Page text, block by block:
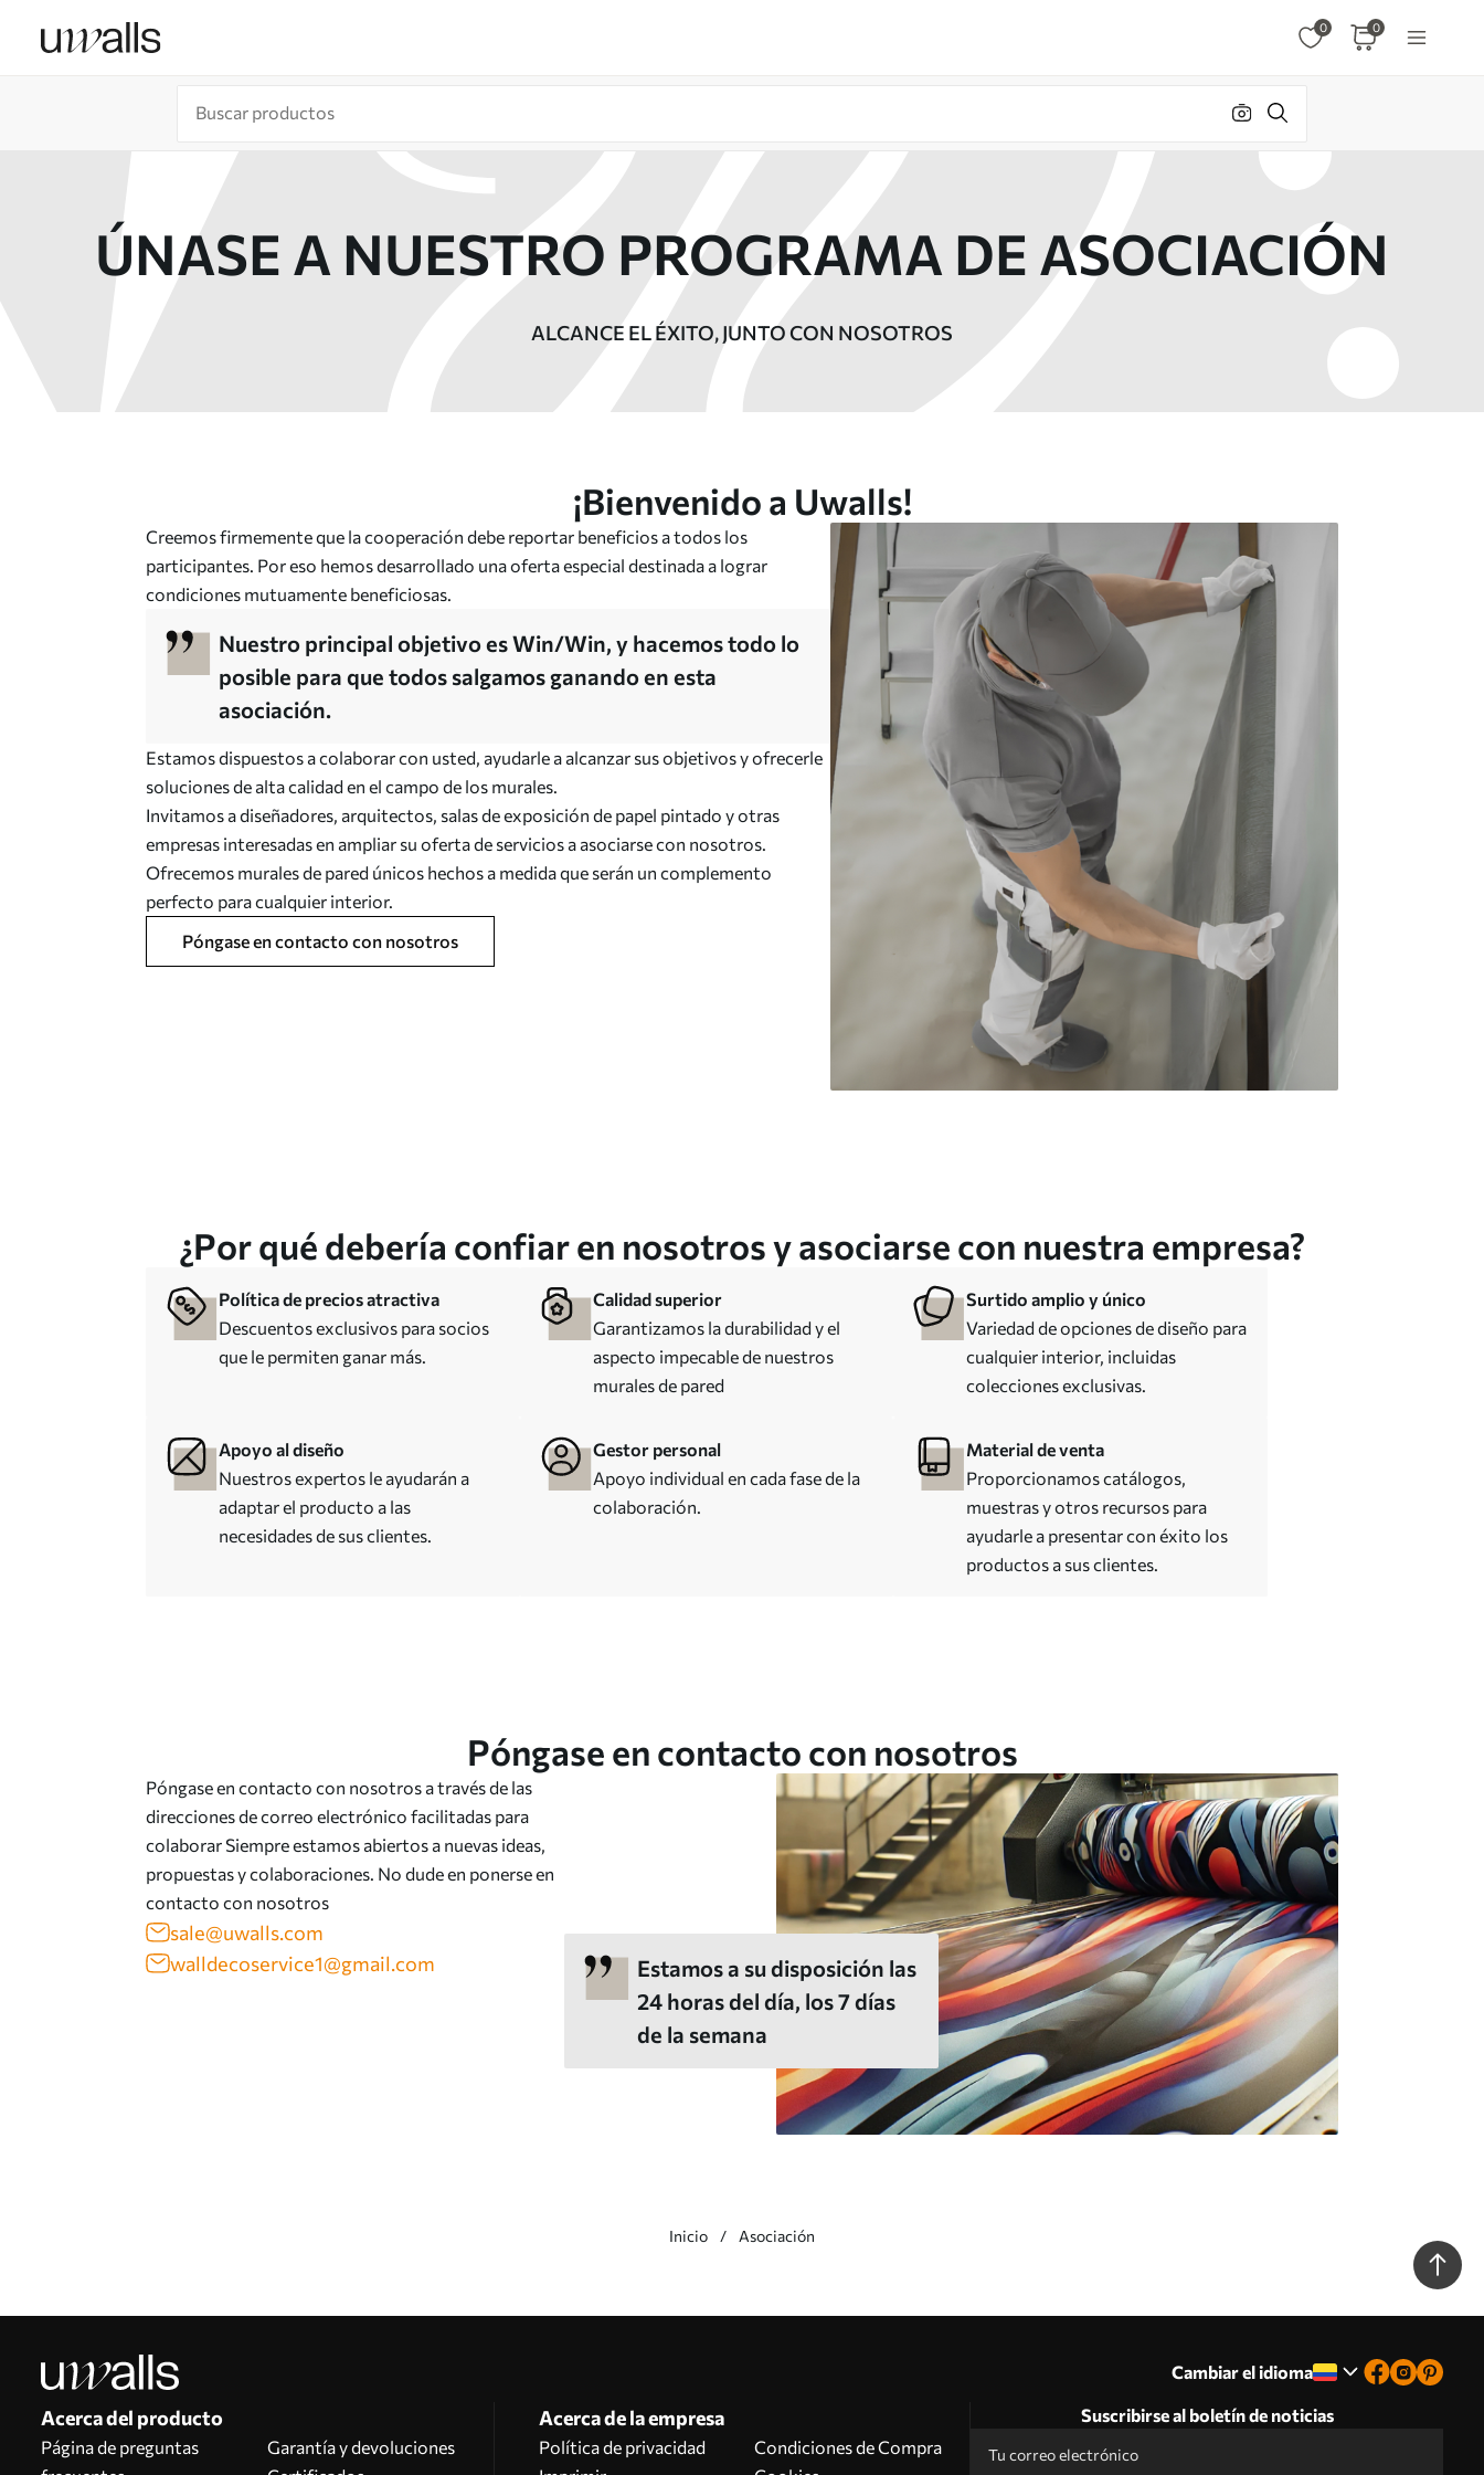
0 0
ÚNASE A NUESTRO PROGRAMA DE ASOCIACIÓN
ALCANCE EL ÉXITO, JUNTO CON NOSOTROS
¡Bienvenido a Uwalls!
Creemos firmemente que la cooperación debe reportar beneficios a todos los
participantes. Por eso hemos desarrollado una oferta especial destinada a lograr
condiciones mutuamente beneficiosas.
Nuestro principal objetivo es Win/Win, y hacemos todo lo
posible para que todos salgamos ganando en esta
asociación.
Estamos dispuestos a colaborar con usted, ayudarle a alcanzar sus objetivos y ofrecerle
soluciones de alta calidad en el campo de los murales.
Invitamos a diseñadores, arquitectos, salas de exposición de papel pintado y otras
empresas interesadas en ampliar su oferta de servicios a asociarse con nosotros.
Ofrecemos murales de pared únicos hechos a medida que serán un complemento
perfecto para cualquier interior.
Póngase en contacto con nosotros
¿Por qué debería confiar en nosotros y asociarse con nuestra empresa?
Política de precios atractiva
Descuentos exclusivos para socios
que le permiten ganar más.
Calidad superior
Garantizamos la durabilidad y el
aspecto impecable de nuestros
murales de pared
Surtido amplio y único
Variedad de opciones de diseño para
cualquier interior, incluidas
colecciones exclusivas.
Apoyo al diseño
Nuestros expertos le ayudarán a
adaptar el producto a las
necesidades de sus clientes.
Gestor personal
Apoyo individual en cada fase de la
colaboración.
Material de venta
Proporcionamos catálogos,
muestras y otros recursos para
ayudarle a presentar con éxito los
productos a sus clientes.
Póngase en contacto con nosotros
Póngase en contacto con nosotros a través de las
direcciones de correo electrónico facilitadas para
colaborar Siempre estamos abiertos a nuevas ideas,
propuestas y colaboraciones. No dude en ponerse en
contacto con nosotros
sale@uwalls.com
walldecoservice1@gmail.com
Estamos a su disposición las
24 horas del día, los 7 días
de la semana
Inicio Asociación
Cambiar el idioma
Acerca del producto
Página de preguntas
Garantía y devoluciones
Acerca de la empresa
Política de privacidad
Condiciones de Compra
Suscribirse al boletín de noticias